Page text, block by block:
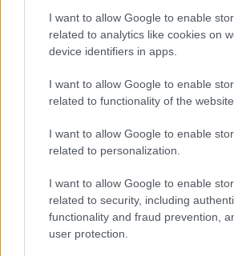
I want to allow Google to enable
related to analytics like cookies on
device identifiers in apps.
I want to allow Google to enable
related to functionality of the
I want to allow Google to enable
related to personalization.
I want to allow Google to enable
related to security, including
functionality and fraud prevention,
user protection.
I nostri cari
I nostri cari